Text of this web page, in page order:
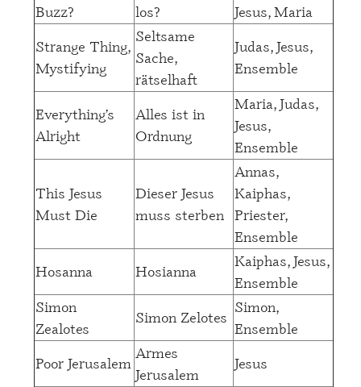
Buzz?
los?
Jesus, Maria
Strange Thing,
Mystifying
Seltsame
Sache,
rätselhaft
Judas, Jesus,
Ensemble
Everything’s
Alright
Alles ist in
Ordnung
Maria, Judas,
Jesus,
Ensemble
This Jesus
Must Die
Dieser Jesus
muss sterben
Annas,
Kaiphas,
Priester,
Ensemble
Hosanna
Hosianna
Kaiphas, Jesus,
Ensemble
Simon
Zealotes
Simon Zelotes
Simon,
Ensemble
Poor Jerusalem
Armes
Jerusalem
Jesus